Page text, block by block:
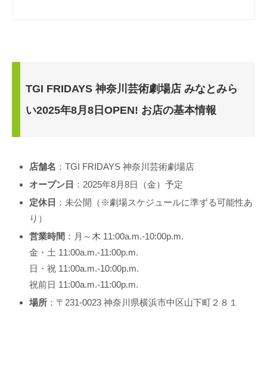
TGI FRIDAYS 神奈川芸術劇場店 みなとみら
い2025年8月8日OPEN! お店の基本情報
店舗名 ：TGI FRIDAYS 神奈川芸術劇場店
オープン日 ：2025年8月8日（金）予定
定休日 ：未公開（※劇場スケジュールに準ずる可能性あ
り）
営業時間 ：月～木 11:00a.m.-10:00p.m.
金・土 11:00a.m.-11:00p.m.
日・祝 11:00a.m.-10:00p.m.
祝前日 11:00a.m.-11:00p.m.
場所 ：〒231-0023 神奈川県横浜市中区山下町２８１